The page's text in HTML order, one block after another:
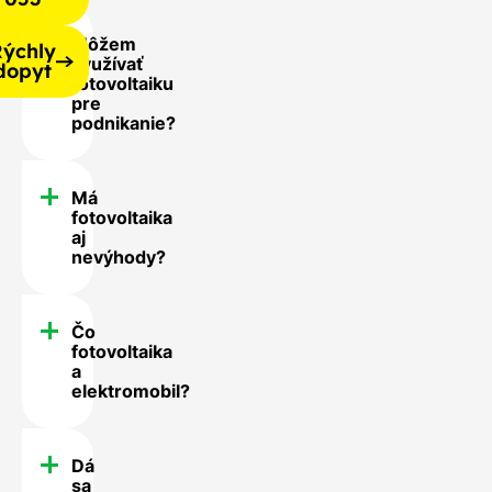
Môžem
využívať
fotovoltaiku
pre
podnikanie?
Má
fotovoltaika
aj
nevýhody?
Čo
fotovoltaika
a
elektromobil?
Dá
sa